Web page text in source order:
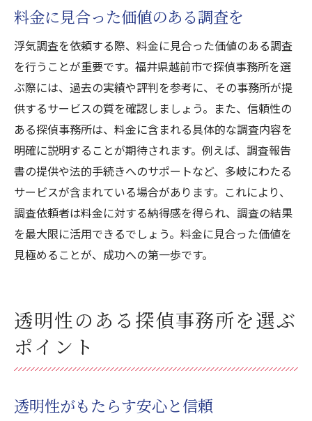
料金に見合った価値のある調査を
浮気調査を依頼する際、料金に見合った価値のある調査
を行うことが重要です。福井県越前市で探偵事務所を選
ぶ際には、過去の実績や評判を参考に、その事務所が提
供するサービスの質を確認しましょう。また、信頼性の
ある探偵事務所は、料金に含まれる具体的な調査内容を
明確に説明することが期待されます。例えば、調査報告
書の提供や法的手続きへのサポートなど、多岐にわたる
サービスが含まれている場合があります。これにより、
調査依頼者は料金に対する納得感を得られ、調査の結果
を最大限に活用できるでしょう。料金に見合った価値を
見極めることが、成功への第一歩です。
透明性のある探偵事務所を選ぶ
ポイント
透明性がもたらす安心と信頼